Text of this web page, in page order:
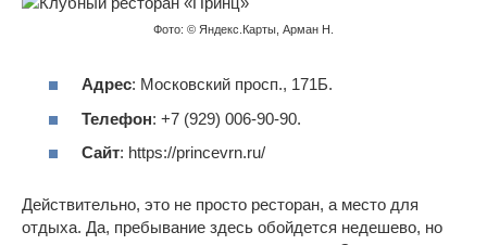
Фото: © Яндекс.Карты, Арман Н.
Адрес: Московский просп., 171Б.
Телефон: +7 (929) 006-90-90.
Сайт: https://princevrn.ru/
Действительно, это не просто ресторан, а место для
отдыха. Да, пребывание здесь обойдется недешево, но